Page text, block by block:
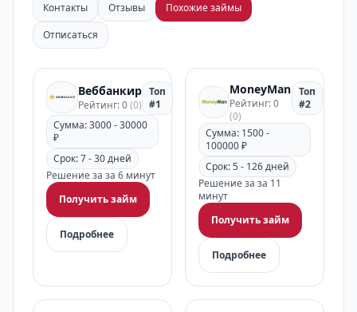
Контакты
Отзывы
Похожие займы
Отписаться
Веббанкир
Рейтинг: 0(0)
Топ
#1
Сумма: 3000 - 30000
₽
Срок: 7 - 30 дней
Решение за за 6 минут
Получить займ
Подробнее
MoneyMan
Рейтинг: 0
(0)
Топ
#2
Сумма: 1500 -
100000 ₽
Срок: 5 - 126 дней
Решение за за 11
минут
Получить займ
Подробнее